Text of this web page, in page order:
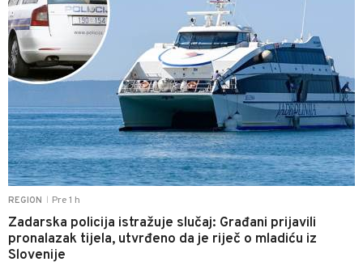
REGION Pre 1 h
Zadarska policija istražuje slučaj: Građani prijavili
pronalazak tijela, utvrđeno da je riječ o mladiću iz
Slovenije